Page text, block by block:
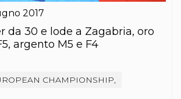
Arti marziali
Aikido
Ju Jitsu
Sumo
BJJ
2017
da 30 e lode a Zagabria, oro
argento M5 e F4
CHAMPIONSHIP,